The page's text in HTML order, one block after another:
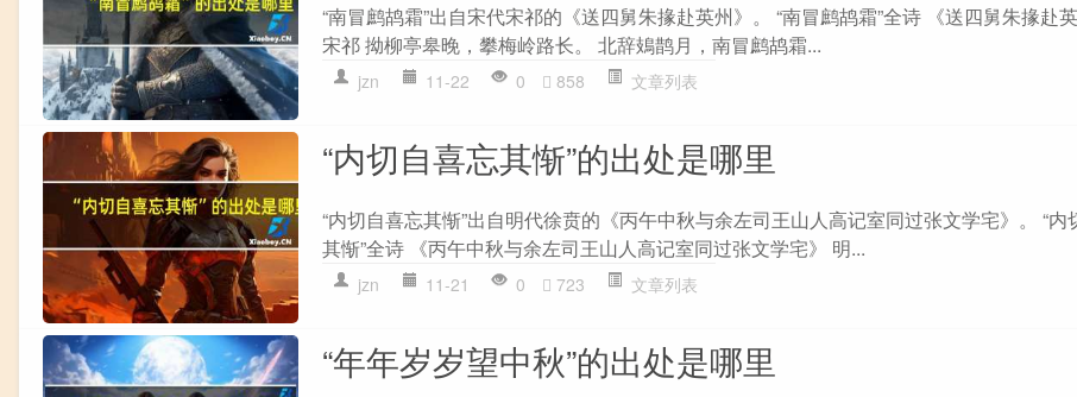
“南冒鹧鸪霜”出自宋代宋祁的《送四舅朱掾赴英州》。 “南冒鹧鸪霜”全诗 《送四舅朱掾赴
宋祁 拗柳亭皋晚，攀梅岭路长。 北辞鳷鹊月，南冒鹧鸪霜...
jzn 11-22 0 858 文章列表
“内切自喜忘其惭”的出处是哪里
“内切自喜忘其惭”出自明代徐贲的《丙午中秋与余左司王山人高记室同过张文学宅》。 “内
其惭”全诗 《丙午中秋与余左司王山人高记室同过张文学宅》 明...
jzn 11-21 0 723 文章列表
“年年岁岁望中秋”的出处是哪里